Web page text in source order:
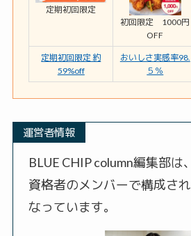
定期初回限定
初回限定 1000円
OFF
定期初回限定 約
59%off
おいしさ実感率98.
５％
運営者情報
BLUE CHIP column編集部は
資格者のメンバーで構成さ
なっています。